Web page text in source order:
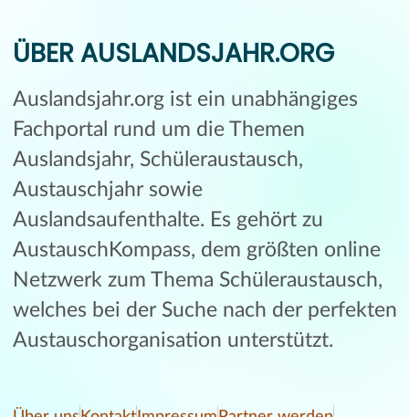
ÜBER AUSLANDSJAHR.ORG
Auslandsjahr.org ist ein unabhängiges
Fachportal rund um die Themen
Auslandsjahr, Schüleraustausch,
Austauschjahr sowie
Auslandsaufenthalte. Es gehört zu
AustauschKompass, dem größten online
Netzwerk zum Thema Schüleraustausch,
welches bei der Suche nach der perfekten
Austauschorganisation unterstützt.